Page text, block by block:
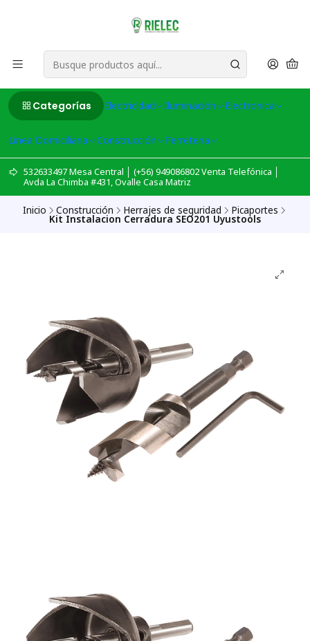
Categorías Electricidad Iluminación Electronica
Linea Domiciliaria Construcción Ferreteria
532633497 Mesa Central │ (+56) 949086802 Venta Telefónica │
Avda La Chimba #431, Ovalle Casa Matriz
Inicio Construcción Herrajes de seguridad Picaportes
Kit Instalacion Cerradura SEO201 Uyustools